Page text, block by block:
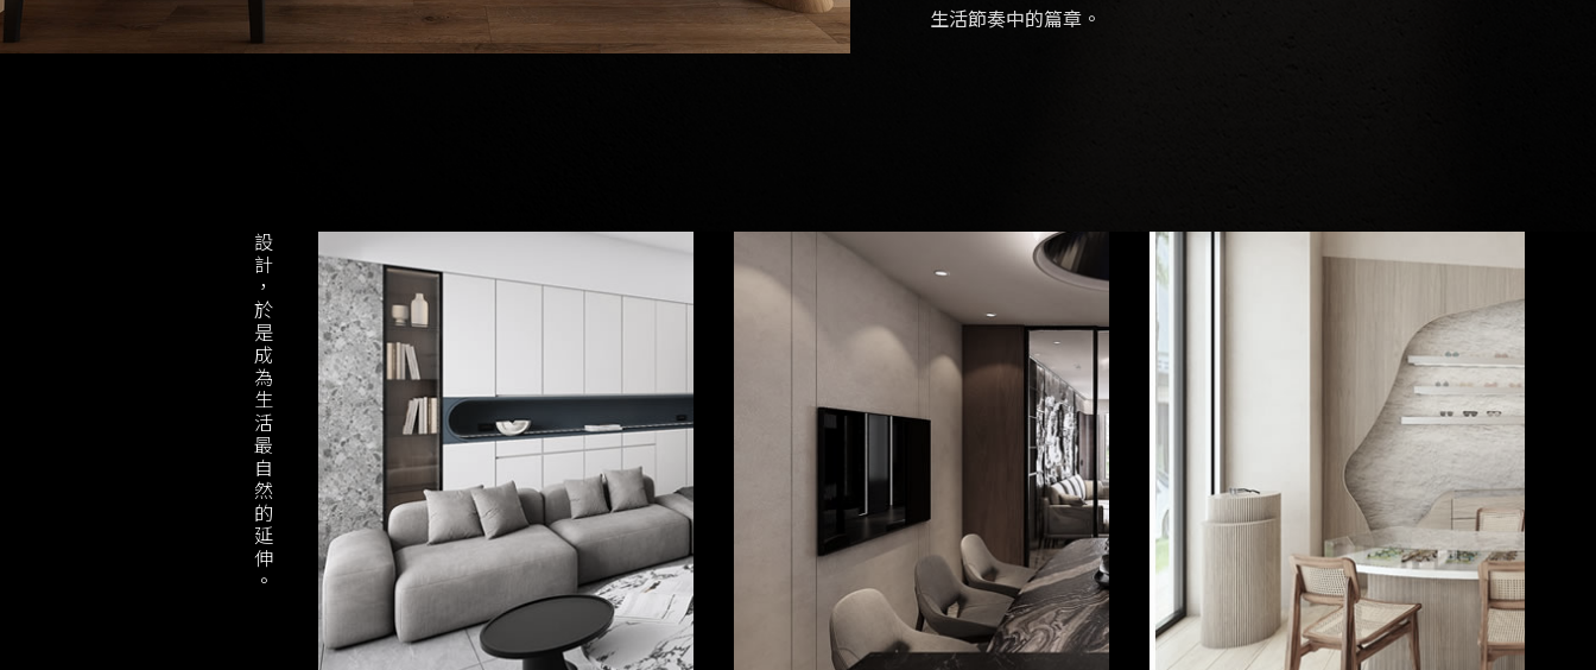
生活節奏中的篇章。
設計，於是成為生活最自然的延伸。